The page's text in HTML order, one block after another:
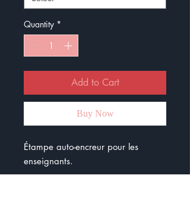
Quantity *
Add to Cart
Buy Now
Étampe auto-encreur pour les
enseignants.